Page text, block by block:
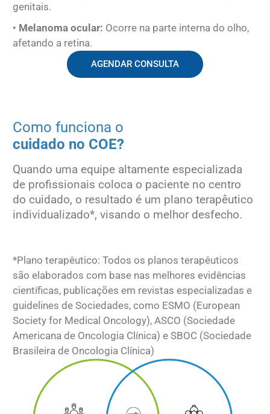
genitais.
• Melanoma ocular: Ocorre na parte interna do olho,
afetando a retina.
AGENDAR CONSULTA
Como funciona o
cuidado no COE?
Quando uma equipe altamente especializada
de profissionais coloca o paciente no centro
do cuidado, o resultado é um plano terapêutico
individualizado*, visando o melhor desfecho.
*Plano terapêutico: Todos os planos terapêuticos
são elaborados com base nas melhores evidências
científicas, publicações em revistas especializadas e
guidelines de Sociedades, como ESMO (European
Society for Medical Oncology), ASCO (Sociedade
Americana de Oncologia Clínica) e SBOC (Sociedade
Brasileira de Oncologia Clínica)